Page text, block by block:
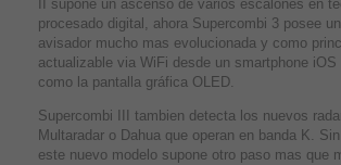
II supone un ascenso de varios escalones en
procesado digital, ahora Supercombi 3 posee
avisador mucho mas evolucionada y como
actualizable via WiFi desde un smartphone iOS
como la pantalla gráfica OLED.
Supercombi III tambien detecta los nuevos
Multaradar o Dahua que operan en banda K.
este nuevo modelo supone otro paso mas que